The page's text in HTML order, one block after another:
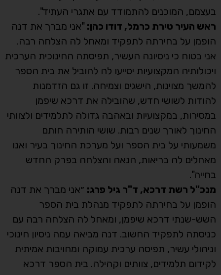
בעצמם, המוכנים להתמודד עם אתגרי העתיד".
ראש העיר טירת כרמל, דודו כהן: "אני מברך את דנה
הופמן על בחירתה לתפקיד ומאחל לה הצלחה רבה.
אני בטוח כי ניסיונה העשיר, תפיסתה החינוכית הערכית
ויכולותיה המקצועיות יסייעו לה להוביל את בית הספר
להמשך מצוינות, הישגים וצמיחה. זו גם הזדמנות
להודות לשושי חדש, שהובילה את דרכא שיפמן
במסירות, במקצועיות ובאהבה גדולה לתלמידים ולצוותי
החינוך לאורך שנים רבות. שושי הותירה חותם
משמעותי על בית הספר ועל מערכת החינוך בעיר ואנו
מאחלים לה בריאות, הנאה והצלחה בפרק החדש
בחייה".
מנכ"ל רשת דרכא, ד"ר גיל פרג: ״אני מברך את דנה
הופמן על בחירתה לתפקיד מנהלת בית הספר
השש-שנתי דרכא שיפמן, ומאחל לה הצלחה רבה עם
כניסתה לתפקיד החשוב. דנה מביאה עמה ניסיון חינוכי
וניהולי עשיר, תפיסה ערכית עמוקה ומחויבות אמיתית
לקידום תלמידים, צוותים וקהילה. בית הספר דרכא